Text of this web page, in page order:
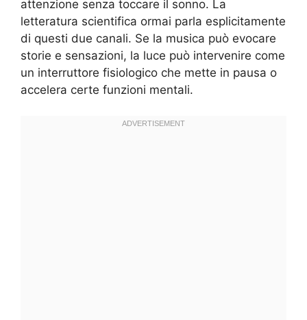
attenzione senza toccare il sonno. La
letteratura scientifica ormai parla esplicitamente
di questi due canali. Se la musica può evocare
storie e sensazioni, la luce può intervenire come
un interruttore fisiologico che mette in pausa o
accelera certe funzioni mentali.